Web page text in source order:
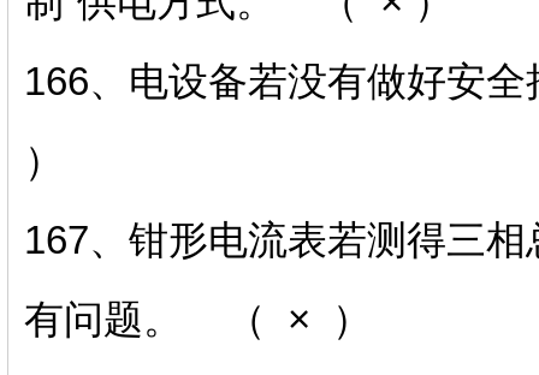
166、电设备若没有做好安
）
167、钳形电流表若测得三
有问题。 （ × ）